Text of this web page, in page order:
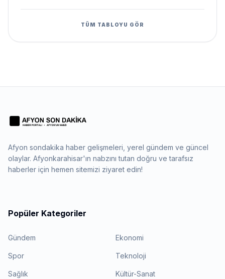
TÜM TABLOYU GÖR
Afyon sondakika haber gelişmeleri, yerel gündem ve güncel
olaylar. Afyonkarahisar'ın nabzını tutan doğru ve tarafsız
haberler için hemen sitemizi ziyaret edin!
Popüler Kategoriler
Gündem Ekonomi
Spor Teknoloji
Sağlık Kültür-Sanat